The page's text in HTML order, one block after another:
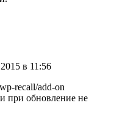
в 11:56
recall/add-on
при обновление не